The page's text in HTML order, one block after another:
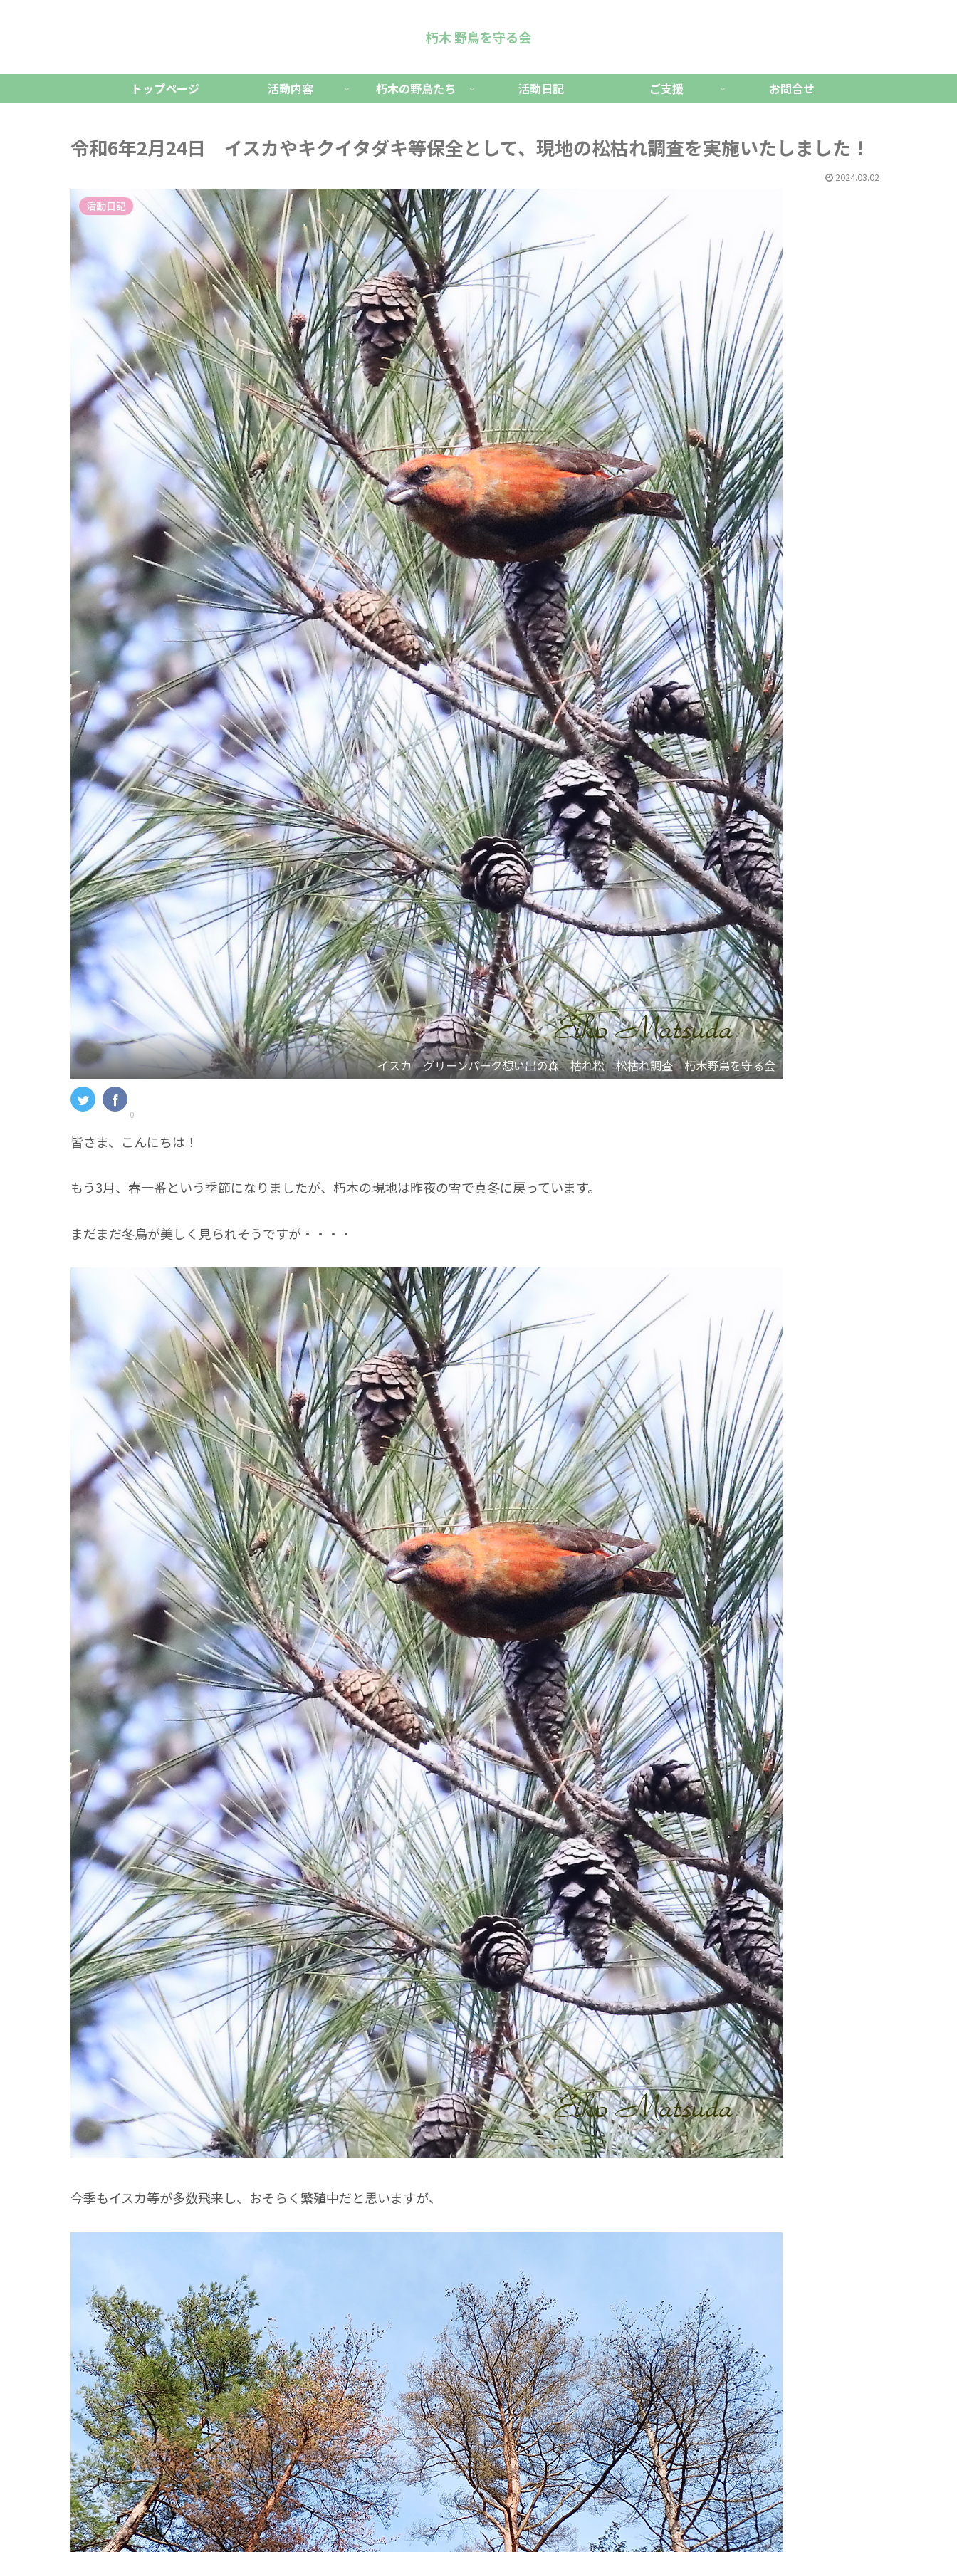
朽木 野鳥を守る会
トップページ 活動内容 朽木の野鳥たち 活動日記 ご支援 お問合せ
令和6年2月24日 イスカやキクイタダキ等保全として、現地の松枯れ調査を実施いたしました！
2024.03.02
活動日記
イスカ グリーンパーク想い出の森 枯れ松 松枯れ調査 朽木野鳥を守る会
0
皆さま、こんにちは！
もう3月、春一番という季節になりましたが、朽木の現地は昨夜の雪で真冬に戻っています。
まだまだ冬鳥が美しく見られそうですが・・・・
今季もイスカ等が多数飛来し、おそらく繁殖中だと思いますが、